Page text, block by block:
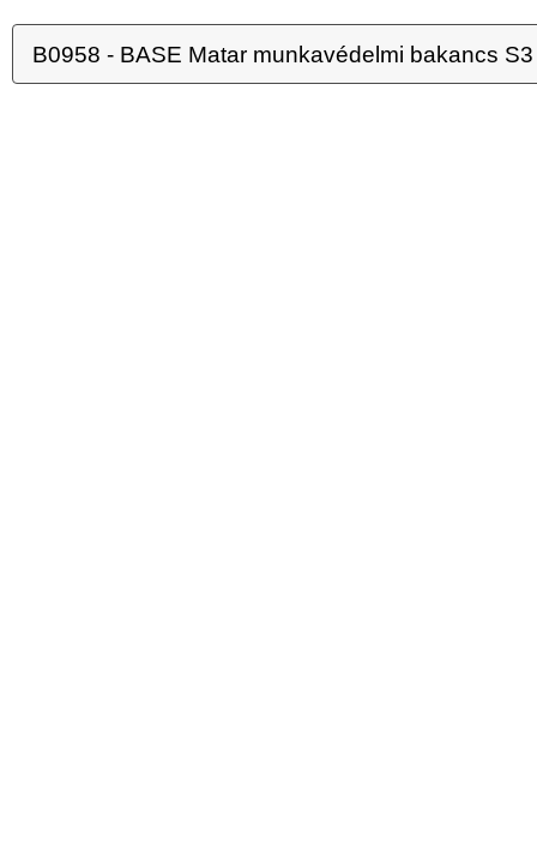
B0958 - BASE Matar munkavédelmi bakancs